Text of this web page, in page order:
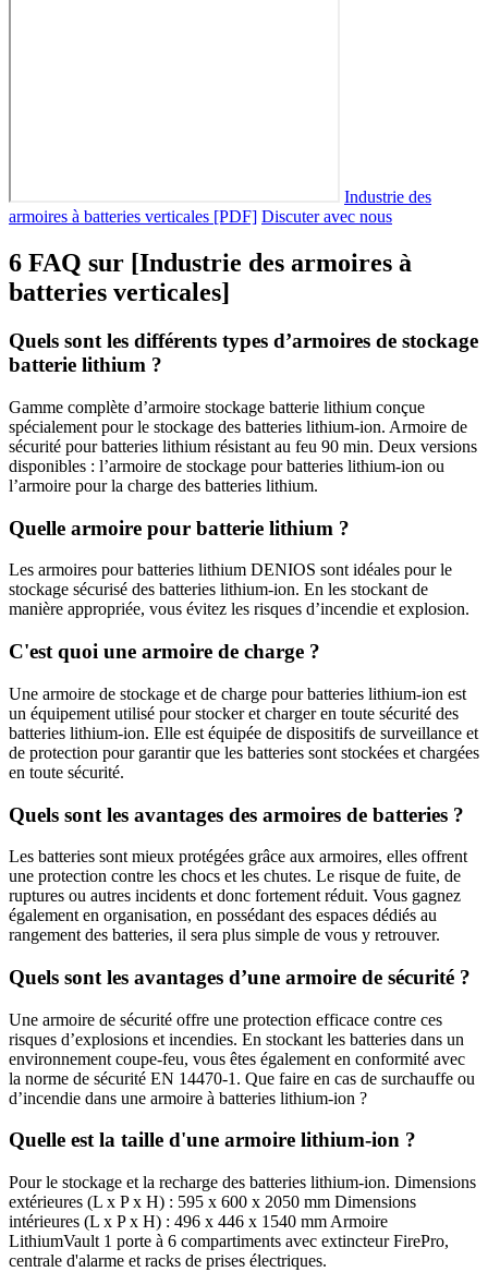
Industrie des
armoires à batteries verticales [PDF] Discuter avec nous
6 FAQ sur [Industrie des armoires à
batteries verticales]
Quels sont les différents types d’armoires de stockage
batterie lithium ?
Gamme complète d’armoire stockage batterie lithium conçue
spécialement pour le stockage des batteries lithium-ion. Armoire de
sécurité pour batteries lithium résistant au feu 90 min. Deux versions
disponibles : l’armoire de stockage pour batteries lithium-ion ou
l’armoire pour la charge des batteries lithium.
Quelle armoire pour batterie lithium ?
Les armoires pour batteries lithium DENIOS sont idéales pour le
stockage sécurisé des batteries lithium-ion. En les stockant de
manière appropriée, vous évitez les risques d’incendie et explosion.
C'est quoi une armoire de charge ?
Une armoire de stockage et de charge pour batteries lithium-ion est
un équipement utilisé pour stocker et charger en toute sécurité des
batteries lithium-ion. Elle est équipée de dispositifs de surveillance et
de protection pour garantir que les batteries sont stockées et chargées
en toute sécurité.
Quels sont les avantages des armoires de batteries ?
Les batteries sont mieux protégées grâce aux armoires, elles offrent
une protection contre les chocs et les chutes. Le risque de fuite, de
ruptures ou autres incidents et donc fortement réduit. Vous gagnez
également en organisation, en possédant des espaces dédiés au
rangement des batteries, il sera plus simple de vous y retrouver.
Quels sont les avantages d’une armoire de sécurité ?
Une armoire de sécurité offre une protection efficace contre ces
risques d’explosions et incendies. En stockant les batteries dans un
environnement coupe-feu, vous êtes également en conformité avec
la norme de sécurité EN 14470-1. Que faire en cas de surchauffe ou
d’incendie dans une armoire à batteries lithium-ion ?
Quelle est la taille d'une armoire lithium-ion ?
Pour le stockage et la recharge des batteries lithium-ion. Dimensions
extérieures (L x P x H) : 595 x 600 x 2050 mm Dimensions
intérieures (L x P x H) : 496 x 446 x 1540 mm Armoire
LithiumVault 1 porte à 6 compartiments avec extincteur FirePro,
centrale d'alarme et racks de prises électriques.